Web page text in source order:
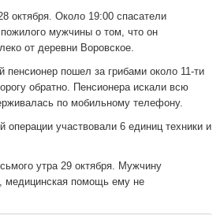
октября. Около 19:00 спасатели
мужчины о том, что он
от деревни Воровское.
пенсионер пошел за грибами около 11-ти
обратно. Пенсионера искали всю
по мобильному телефону.
операции участвовали 6 единиц техники и
утра 29 октября. Мужчину
медицинская помощь ему не